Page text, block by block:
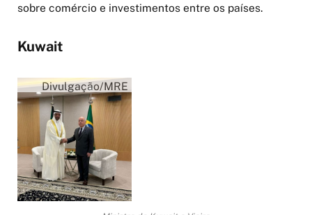
sobre comércio e investimentos entre os países.
Kuwait
Divulgação/MRE